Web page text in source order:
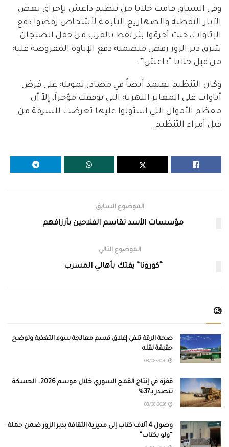
وفي السياق قامت خلايا من تنظيم داعش بإحراق بعض
الآبار النفطية والصهاريج التابعة لأشخاص رفضوا دفع
الإتاوات، حيث أحرقوا بئر نفط بالقرب من حقل الصيجان
شرق دير الزور رفض متضمنه دفع الإتاوة المفروضة عليه
من قبل خلايا “داعش”.
وكان التنظيم يعتمد أيضاً في مصادر تمويله على فرض
أتاوات على المعابر النهرية التي توقفت مؤخراً، إلاّ أن
معظم الأموال التي استولوا عليها تعرضت للسرقة من
قبل أمراء التنظيم.
الموضوع السابق
مؤسسات الأسد تقاسم الفلاحين بأرزاقهم
الموضوع التالي
“كورونا” يفتك بأهالي المسرب
🧐
صحة الرقة تنفي إغلاق قسم معالجة سوء التغذية وتوضح
حقيقة نقله
قفزة في إنتاج القمح السوري خلال موسم 2026.. الحسكة
تتصدر بـ37%
وصول 4 آلاف كتاب إلى مديرية الثقافة بدير الزور ضمن حملة
“ولو بكتاب”